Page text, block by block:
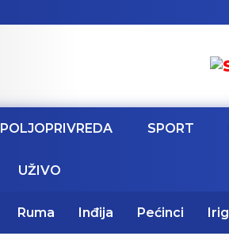
POLJOPRIVREDA SPORT
UŽIVO
Ruma Inđija Pećinci Irig